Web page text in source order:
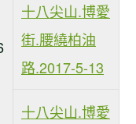
十八尖山.博愛
街.腰繞柏油
路.2017-5-13
十八尖山.博愛